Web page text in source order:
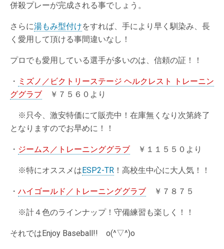
併殺プレーが完成される事でしょう。
さらに湯もみ型付けをすれば、手により早く馴染み、長
く愛用して頂ける事間違いなし！
プロでも愛用している選手が多いのは、信頼の証！！
・ ミズノ／ビクトリーステージ ヘルクレスト トレーニン
ググラブ ￥７５６０より
※只今、激安特価にて販売中！在庫無くなり次第終了
となりますのでお早めに！！
・ ジームス／トレーニンググラブ ￥１１５５０より
※特にオススメはESP2-TR ！高校生中心に大人気！！
・ ハイゴールド／トレーニンググラブ ￥７８７５
※計４色のラインナップ！守備練習も楽しく！！
それではEnjoy Baseball!! o(^▽^)o